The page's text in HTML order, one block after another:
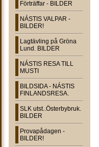
Förträffar - BILDER
NÁSTIS VALPAR -
BILDER!
Lagtävling på Gröna
Lund. BILDER
NÁSTIS RESA TILL
MUSTI
BILDSIDA - NÁSTIS
FINLANDSRESA.
SLK utst..Österbybruk.
BILDER
Provapådagen -
BILDER!